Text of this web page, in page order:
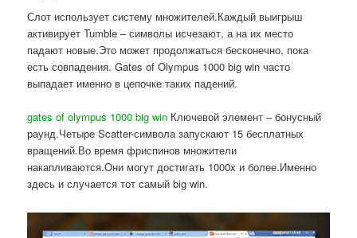
Слот использует систему множителей.Каждый выигрыш
активирует Tumble – символы исчезают, а на их место
падают новые.Это может продолжаться бесконечно, пока
есть совпадения. Gates of Olympus 1000 big win часто
выпадает именно в цепочке таких падений.
gates of olympus 1000 big win Ключевой элемент – бонусный
раунд.Четыре Scatter-символа запускают 15 бесплатных
вращений.Во время фриспинов множители
накапливаются.Они могут достигать 1000x и более.Именно
здесь и случается тот самый big win.